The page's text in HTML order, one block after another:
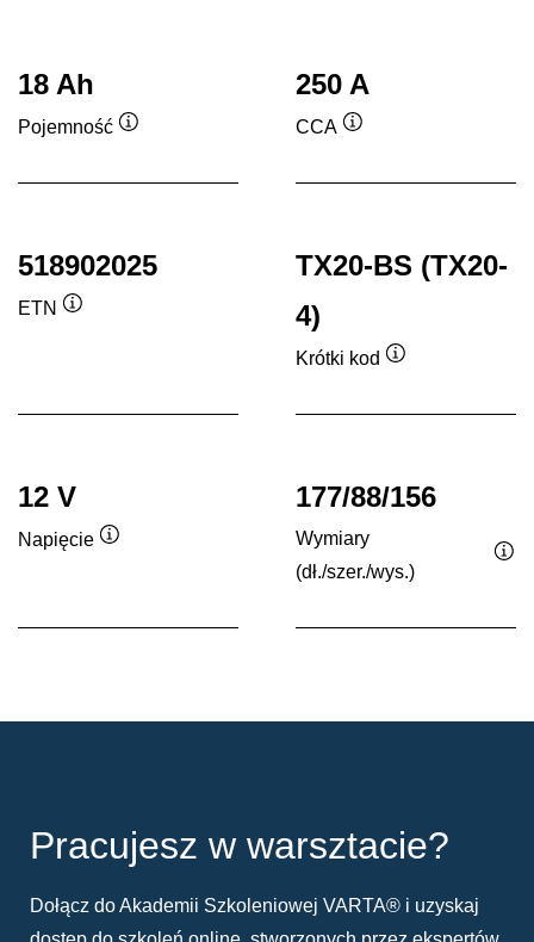
18 Ah
Pojemność
250 A
CCA
518902025
ETN
TX20-BS (TX20-
4)
Krótki kod
12 V
Napięcie
177/88/156
Wymiary
(dł./szer./wys.)
Pracujesz w warsztacie?
Dołącz do Akademii Szkoleniowej VARTA® i uzyskaj